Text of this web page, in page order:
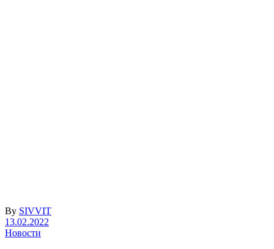
By SIVVIT
13.02.2022
Новости